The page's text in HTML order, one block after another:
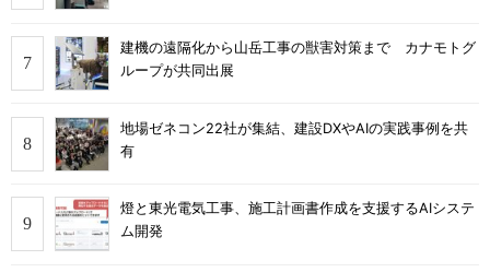
建機の遠隔化から山岳工事の獣害対策まで カナモトグ
ループが共同出展
地場ゼネコン22社が集結、建設DXやAIの実践事例を共
有
燈と東光電気工事、施工計画書作成を支援するAIシステ
ム開発